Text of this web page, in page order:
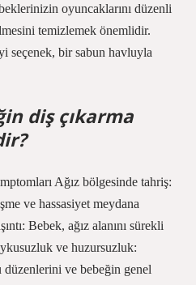
oyuncaklarını düzenli
temizlemek önemlidir.
seçenek, bir sabun havluyla
diş çıkarma
Ağız bölgesinde tahriş:
ve hassasiyet meydana
Bebek, ağız alanını sürekli
ve huzursuzluk:
düzenlerini ve bebeğin genel